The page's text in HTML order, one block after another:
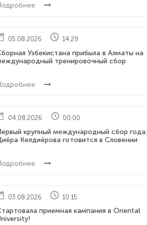
05.08.2026 14:29
Узбекистана прибыла в Алматы на
тренировочный сбор
04.08.2026 00:00
крупный международный сбор года:
Келдиёрова готовится в Словении
03.08.2026 10:15
приемная кампания в Oriental